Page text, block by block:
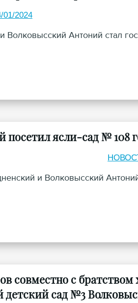
01/2024
Волковысский Антоний стал
ясли-сад № 108
и Волковысский
совместно с
детский сад №3